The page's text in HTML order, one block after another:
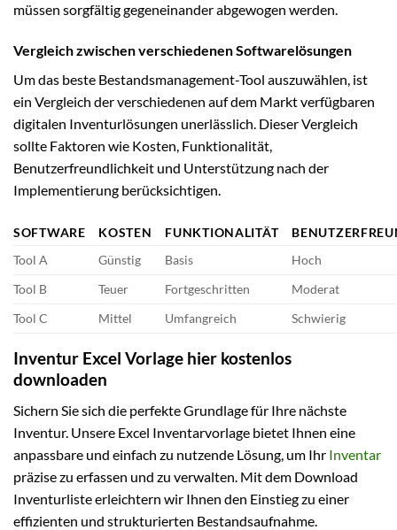
müssen sorgfältig gegeneinander abgewogen werden.
Vergleich zwischen verschiedenen Softwarelösungen
Um das beste Bestandsmanagement-Tool auszuwählen, ist
ein Vergleich der verschiedenen auf dem Markt verfügbaren
digitalen Inventurlösungen unerlässlich. Dieser Vergleich
sollte Faktoren wie Kosten, Funktionalität,
Benutzerfreundlichkeit und Unterstützung nach der
Implementierung berücksichtigen.
SOFTWARE KOSTEN FUNKTIONALITÄT
Tool A
Günstig Basis
Hoch
Tool B
Teuer Fortgeschritten
Moderat
Tool C
Mittel Umfangreich Schwierig
Inventur Excel Vorlage hier kostenlos
downloaden
Sichern Sie sich die perfekte Grundlage für Ihre nächste
Inventur. Unsere Excel Inventarvorlage bietet Ihnen eine
anpassbare und einfach zu nutzende Lösung, um Ihr Inventar
präzise zu erfassen und zu verwalten. Mit dem Download
Inventurliste erleichtern wir Ihnen den Einstieg zu einer
effizienten und strukturierten Bestandsaufnahme.